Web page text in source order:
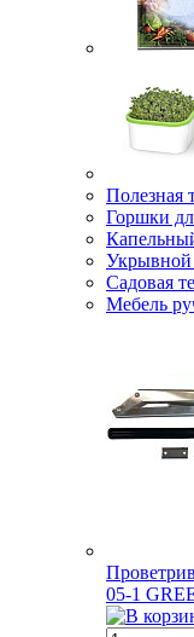
Полезная
Горшки
Укрывной
Садовая
Мебель
05-1